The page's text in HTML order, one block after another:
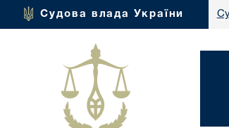
Судова влада України